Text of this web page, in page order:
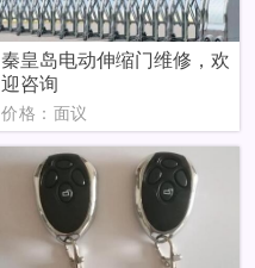
秦皇岛电动伸缩门维修，欢
迎咨询
价格：面议